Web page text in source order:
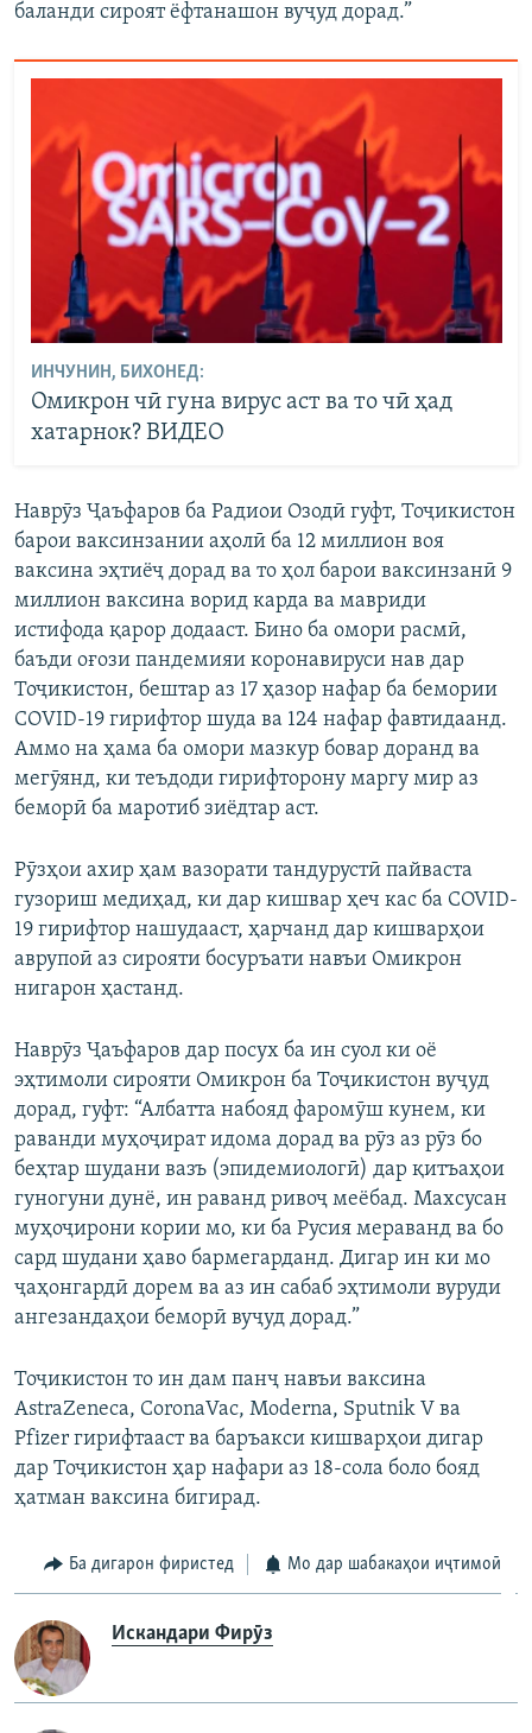
баланди сироят ёфтанашон вуҷуд дорад.”
ИНЧУНИН, БИХОНЕД:
Омикрон чӣ гуна вирус аст ва то чӣ ҳад
хатарнок? ВИДЕО
Наврӯз Ҷаъфаров ба Радиои Озодӣ гуфт, Тоҷикистон
барои ваксинзании аҳолӣ ба 12 миллион воя
ваксина эҳтиёҷ дорад ва то ҳол барои ваксинзанӣ 9
миллион ваксина ворид карда ва мавриди
истифода қарор додааст. Бино ба омори расмӣ,
баъди оғози пандемияи коронавируси нав дар
Тоҷикистон, бештар аз 17 ҳазор нафар ба бемории
СОVID-19 гирифтор шуда ва 124 нафар фавтидаанд.
Аммо на ҳама ба омори мазкур бовар доранд ва
мегӯянд, ки теъдоди гирифторону маргу мир аз
беморӣ ба маротиб зиёдтар аст.
Рӯзҳои ахир ҳам вазорати тандурустӣ пайваста
гузориш медиҳад, ки дар кишвар ҳеч кас ба СOVID-
19 гирифтор нашудааст, ҳарчанд дар кишварҳои
аврупоӣ аз сирояти босуръати навъи Омикрон
нигарон ҳастанд.
Наврӯз Ҷаъфаров дар посух ба ин суол ки оё
эҳтимоли сирояти Омикрон ба Тоҷикистон вуҷуд
дорад, гуфт: “Албатта набояд фаромӯш кунем, ки
раванди муҳоҷират идома дорад ва рӯз аз рӯз бо
беҳтар шудани вазъ (эпидемиологӣ) дар қитъаҳои
гуногуни дунё, ин раванд ривоҷ меёбад. Махсусан
муҳоҷирони кории мо, ки ба Русия мераванд ва бо
сард шудани ҳаво бармегарданд. Дигар ин ки мо
ҷаҳонгардӣ дорем ва аз ин сабаб эҳтимоли вуруди
ангезандаҳои беморӣ вуҷуд дорад.”
Тоҷикистон то ин дам панҷ навъи ваксина
AstraZeneca, CoronaVac, Moderna, Sputnik V ва
Pfizer гирифтааст ва баръакси кишварҳои дигар
дар Тоҷикистон ҳар нафари аз 18-сола боло бояд
ҳатман ваксина бигирад.
Ба дигарон фиристед Мо дар шабакаҳои иҷтимоӣ
Искандари Фирӯз